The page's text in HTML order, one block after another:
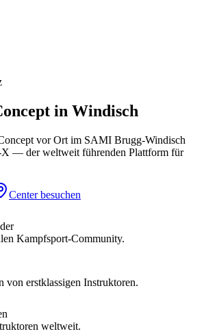
in Windisch
vor Ort im SAMI Brugg-Windisch
— der weltweit führenden Plattform für
Center besuchen
Kampfsport-Community.
von erstklassigen Instruktoren.
weltweit.